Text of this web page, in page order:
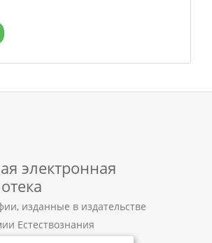
электронная
изданные в издательстве
Естествознания